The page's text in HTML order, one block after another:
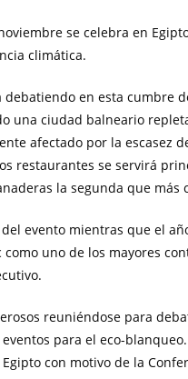
se celebra en
climática.
debatiendo en esta cumbre
una ciudad balneario
afectado por la escasez
restaurantes se servirá
la segunda que más
evento mientras que el
como uno de los mayores
reuniéndose para
para el eco-
con motivo de la